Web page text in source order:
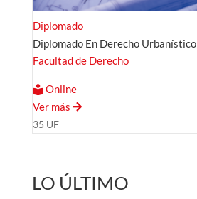
Diplomado
Diplomado En Derecho Urbanístico
Facultad de Derecho
Online
Ver más
35 UF
LO ÚLTIMO